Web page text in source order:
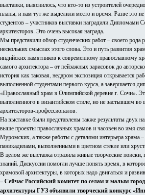
выставки, выяснилось, что кто-то из устроителей
планы, и нам тут же выделили место и время. Разве это
студентов – участников выставки наградили Дипломами
архитекторов. Это очень высокая награда.
Мы представили обзор студенческих работ – своего рода
нескольких смыслах этого слова. Это и путь развития
индийских памятников к современному православному
самого архитектора – от пейзажных зарисовок до
история как таковая, недаром экспозиция открывается
выполненной студентами первого курса, а завершается
«Православный храм в Олимпийской деревне г. Сочи».
выполненного в византийском стиле, но не застывшем
архитекторов-профессионалов.
На выставке были представлены также результаты двух
выше проекты православных храмов и часовен во имя
Муромских, а также работы с деталями интерьера храма
паникадилами, выполненными в цветном стекле или
В целом же выставка отразила живые творческие поиски,
знаний. Дискуссии помогли лучше понять время, в
храмовой архитектуры, в которых надо двигаться и
– Сейчас Российский комитет по селам и малым
архитектуры ГУЗ объявили творческий конкурс